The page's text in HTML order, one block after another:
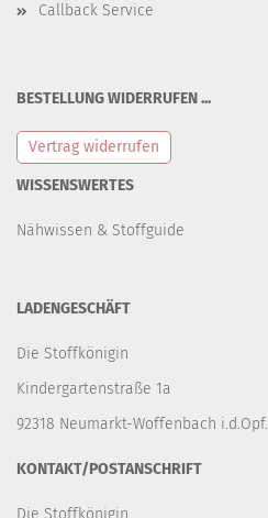
Callback Service
BESTELLUNG WIDERRUFEN ...
Vertrag widerrufen
WISSENSWERTES
Nähwissen & Stoffguide
LADENGESCHÄFT
Die Stoffkönigin
Kindergartenstraße 1a
92318 Neumarkt-Woffenbach i.d.Opf.
KONTAKT/POSTANSCHRIFT
Die Stoffkönigin